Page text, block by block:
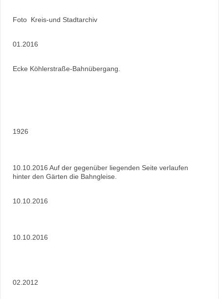
Foto Kreis-und Stadtarchiv
01.2016
Ecke Köhlerstraße-Bahnübergang.
1926
10.10.2016 Auf der gegenüber liegenden Seite verlaufen
hinter den Gärten die Bahngleise.
10.10.2016
10.10.2016
02.2012